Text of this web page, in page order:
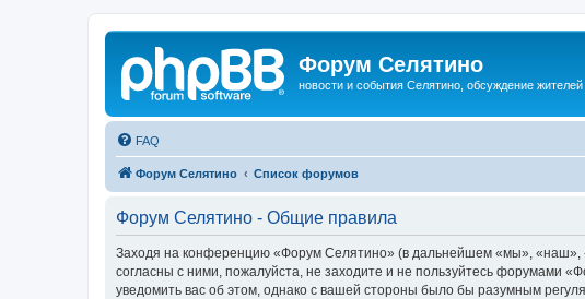
Форум Селятино
новости и события Селятино, обсуждение жителей
FAQ
Форум Селятино Список форумов
Форум Селятино - Общие правила
Заходя на конференцию «Форум Селятино» (в дальнейшем «мы», «наш»,
согласны с ними, пожалуйста, не заходите и не пользуйтесь форумами
уведомить вас об этом, однако с вашей стороны было бы разумным